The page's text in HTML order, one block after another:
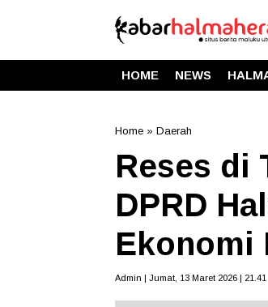
HOME NEWS
Home » Daerah
Reses di
DPRD
Ekonomi
Admin | Jumat, 13 Maret 2026 | 21.41